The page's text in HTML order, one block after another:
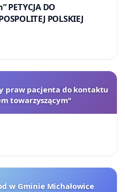
PETYCJA DO
POLSKIEJ
praw pacjenta do kontaktu
towarzyszącym"
w Gminie Michałowice